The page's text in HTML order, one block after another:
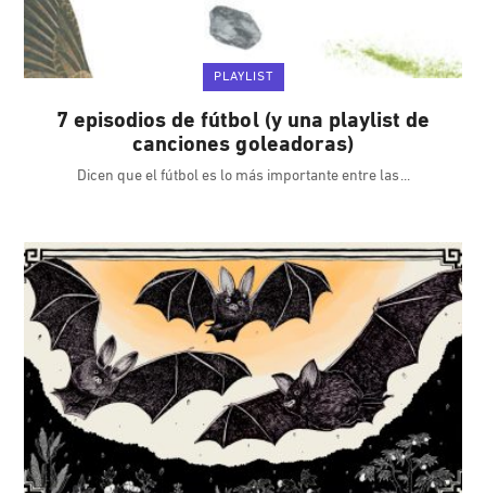
PLAYLIST
7 episodios de fútbol (y una playlist de
canciones goleadoras)
Dicen que el fútbol es lo más importante entre las